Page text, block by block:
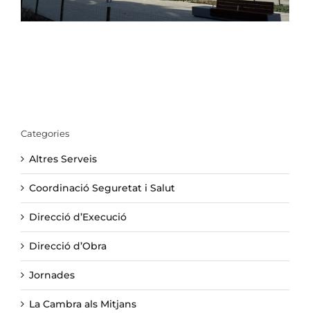
Categories
Altres Serveis
Coordinació Seguretat i Salut
Direcció d’Execució
Direcció d’Obra
Jornades
La Cambra als Mitjans